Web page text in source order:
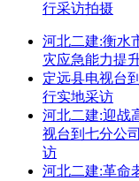
行采访拍摄
河北二建:衡水
灾应急能力提
定远县电视台
行实地采访
河北二建:迎战
视台到七分公
访
河北二建:革命